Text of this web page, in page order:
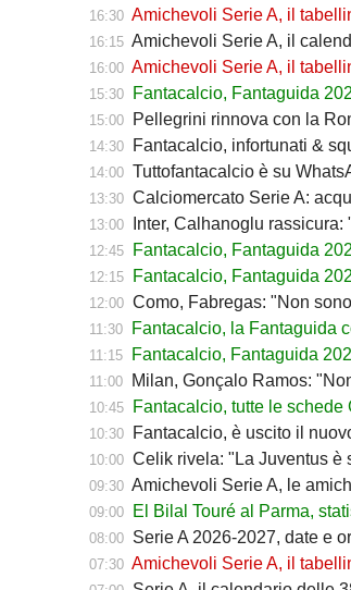
16:30 Amichevoli Serie A, il
16:15 Amichevoli Serie A, il
16:00 Amichevoli Serie A, il
15:30 Fantacalcio, Fantaguida
15:00 Pellegrini rinnova con la
14:30 Fantacalcio, infortunati &
14:00 Tuttofantacalcio è su
13:30 Calciomercato Serie A: acquisti
13:00 Inter, Calhanoglu
12:45 Fantacalcio, Fantaguida
12:15 Fantacalcio, Fantaguida
12:00 Como, Fabregas: "Non
11:30 Fantacalcio, la Fantaguida
11:15 Fantacalcio, Fantaguida
11:00 Milan, Gonçalo Ramos: "Non
10:45 Fantacalcio, tutte le
10:30 Fantacalcio, è uscito il
10:00 Celik rivela: "La Juventus è
09:30 Amichevoli Serie A, le
09:00 El Bilal Touré al Parma,
08:00 Serie A 2026-2027, date e
07:30 Amichevoli Serie A, il